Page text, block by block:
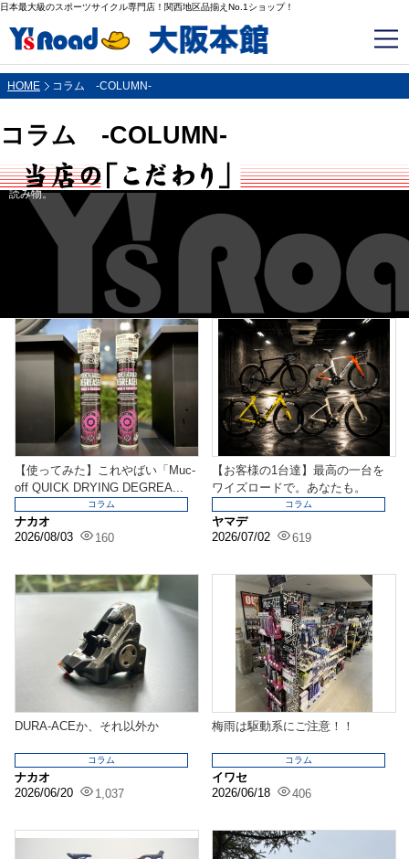
日本最大級のスポーツサイクル専門店！関西地区品揃えNo.1ショップ！
HOME コラム -COLUMN-
コラム -COLUMN-
読み物。
【使ってみた】これやばい「Muc-
off QUICK DRYING DEGREA...
ナカオ
2026/08/03
160
コラム
【お客様の1台達】最高の一台を
ワイズロードで。あなたも。
ヤマデ
2026/07/02
619
コラム
DURA-ACEか、それ以外か
ナカオ
2026/06/20
1,037
コラム
梅雨は駆動系にご注意！！
イワセ
2026/06/18
406
コラム